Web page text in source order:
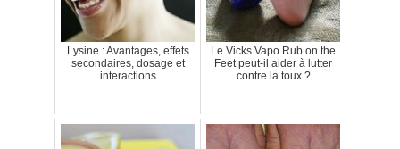
Lysine : Avantages, effets
secondaires, dosage et
interactions
Le Vicks Vapo Rub on the
Feet peut-il aider à lutter
contre la toux ?